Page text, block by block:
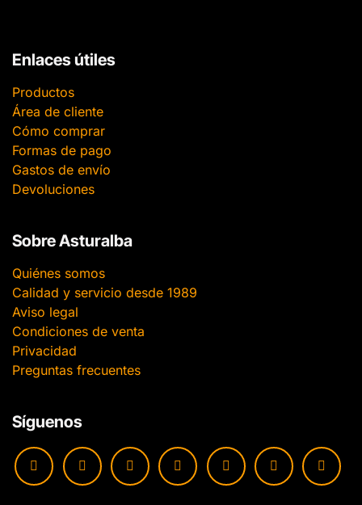
Enlaces útiles
Productos
Área de cliente
Cómo comprar
Formas de pago
Gastos de envío
Devoluciones
Sobre Asturalba
Quiénes somos
Calidad y servicio desde 1989
Aviso legal
Condiciones de venta
Privacidad
Preguntas frecuentes
Síguenos